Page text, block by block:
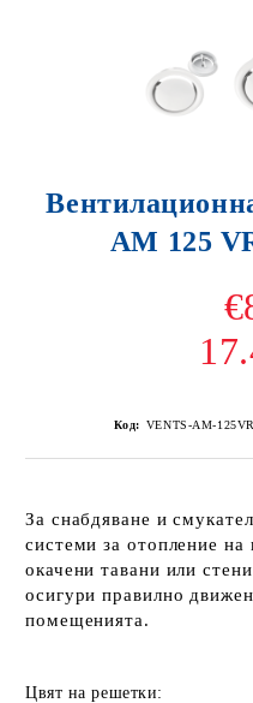
АM 125
Код: VENTS-АM-
За снабдяване и
системи за отопление
окачени тавани или
осигури правилно
помещенията.
Цвят на решетки: